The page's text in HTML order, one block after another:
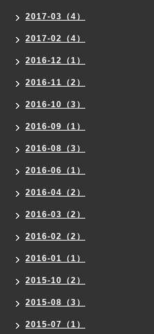
2017-03（4）
2017-02（4）
2016-12（1）
2016-11（2）
2016-10（3）
2016-09（1）
2016-08（3）
2016-06（1）
2016-04（2）
2016-03（2）
2016-02（2）
2016-01（1）
2015-10（2）
2015-08（3）
2015-07（1）